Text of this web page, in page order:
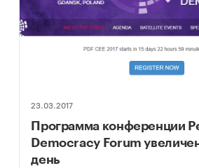
23.03.2017
Программа конференции
Democracy Forum
день